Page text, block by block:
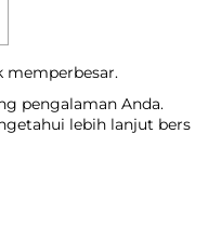
pengalaman Anda.
lebih lanjut bers
memperbesar.